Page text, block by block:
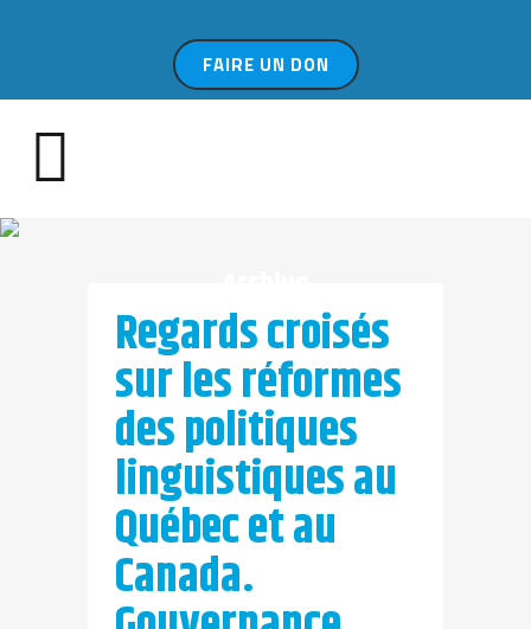
FAIRE UN DON
Regards croisés
sur les réformes
des politiques
linguistiques au
Québec et au
Canada.